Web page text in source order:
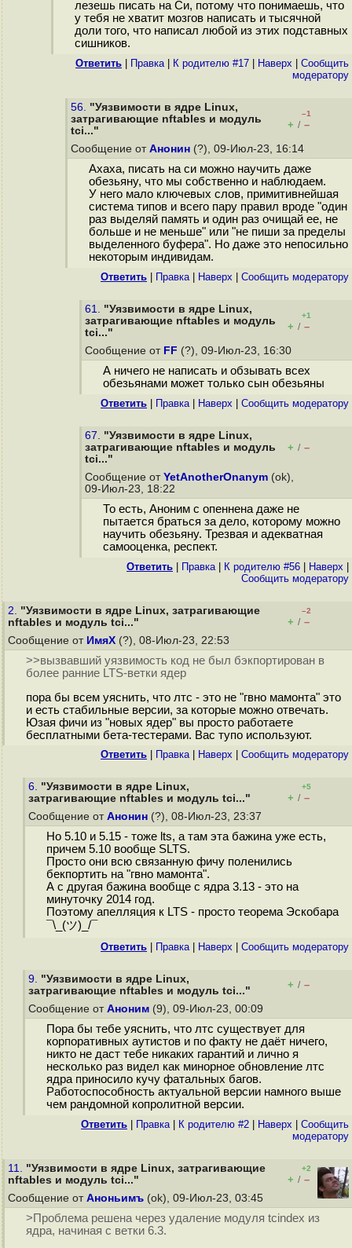
лезешь писать на Си, потому что понимаешь, что
у тебя не хватит мозгов написать и тысячной
доли того, что написал любой из этих подставных
сишников.
Ответить Правка| К родителю #17 Наверх
Cообщить
модератору
56. "Уязвимости в ядре Linux,
затрагивающие nftables и модуль
tci..."
–1
+ / –
Сообщение от Анонин (?), 09-Июл-23, 16:14
Ахаха, писать на си можно научить даже
обезьяну, что мы собственно и наблюдаем.
У него мало ключевых слов, примитивнейшая
система типов и всего пару правил вроде "один
раз выделяй память и один раз очищай ее, не
больше и не меньше" или "не пиши за пределы
выделенного буфера". Но даже это непосильно
некоторым индивидам.
Ответить Правка| Наверх Cообщить модератору
61. "Уязвимости в ядре Linux,
затрагивающие nftables и модуль
tci..."
+1
+ / –
Сообщение от FF (?), 09-Июл-23, 16:30
А ничего не написать и обзывать всех
обезьянами может только сын обезьяны
Ответить Правка| Наверх Cообщить модератору
67. "Уязвимости в ядре Linux,
затрагивающие nftables и модуль
tci..."
+ / –
Сообщение от YetAnotherOnanym (ok),
09-Июл-23, 18:22
То есть, Аноним с опеннена даже не
пытается браться за дело, которому можно
научить обезьяну. Трезвая и адекватная
самооценка, респект.
Ответить Правка| К родителю #56 Наверх
Cообщить модератору
2. "Уязвимости в ядре Linux, затрагивающие
nftables и модуль tci..."
–2
+ / –
Сообщение от ИмяХ (?), 08-Июл-23, 22:53
>>вызвавший уязвимость код не был бэкпортирован в
более ранние LTS-ветки ядер
пора бы всем уяснить, что лтс - это не "гвно мамонта" это
и есть стабильные версии, за которые можно отвечать.
Юзая фичи из "новых ядер" вы просто работаете
бесплатными бета-тестерами. Вас тупо используют.
Ответить Правка| Наверх Cообщить модератору
6. "Уязвимости в ядре Linux,
затрагивающие nftables и модуль tci..."
+5
+ / –
Сообщение от Анонин (?), 08-Июл-23, 23:37
Но 5.10 и 5.15 - тоже lts, а там эта бажина уже есть,
причем 5.10 вообще SLTS.
Просто они всю связанную фичу поленились
бекпортить на "гвно мамонта".
А с другая бажина вообще с ядра 3.13 - это на
минуточку 2014 год.
Поэтому апелляция к LTS - просто теорема Эскобара
¯\_(ツ)_/¯
Ответить Правка| Наверх Cообщить модератору
9. "Уязвимости в ядре Linux,
затрагивающие nftables и модуль tci..."
+ / –
Сообщение от Аноним (9), 09-Июл-23, 00:09
Пора бы тебе уяснить, что лтс существует для
корпоративных аутистов и по факту не даёт ничего,
никто не даст тебе никаких гарантий и лично я
несколько раз видел как минорное обновление лтс
ядра приносило кучу фатальных багов.
Работоспособность актуальной версии намного выше
чем рандомной копролитной версии.
Ответить Правка| К родителю #2 Наверх
Cообщить
модератору
11. "Уязвимости в ядре Linux, затрагивающие
nftables и модуль tci..."
+2
+ / –
Сообщение от Аноньимъ (ok), 09-Июл-23, 03:45
>Проблема решена через удаление модуля tcindex из
ядра, начиная с ветки 6.3.